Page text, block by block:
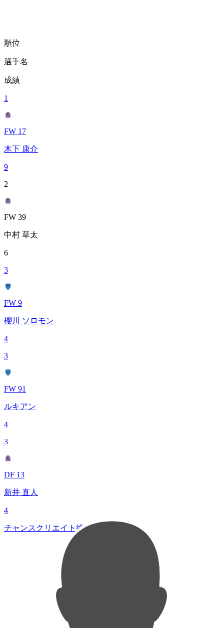
順位
選手名
成績
1
FW 17
木下 康介
9
2
FW 39
中村 草太
6
3
FW 9
櫻川 ソロモン
4
3
FW 91
ルキアン
4
3
DF 13
新井 直人
4
チャンスクリエイト総数